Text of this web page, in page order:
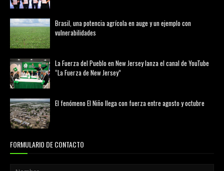
Brasil, una potencia agrícola en auge y un ejemplo con
vulnerabilidades
La Fuerza del Pueblo en New Jersey lanza el canal de YouTube
“La Fuerza de New Jersey”
El fenómeno El Niño llega con fuerza entre agosto y octubre
FORMULARIO DE CONTACTO